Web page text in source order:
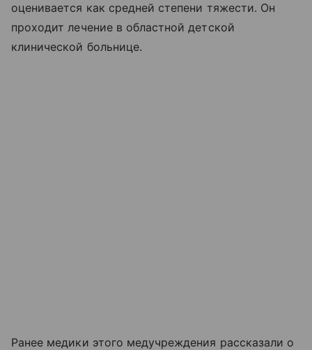
оценивается как средней степени тяжести. Он
проходит лечение в областной детской
клинической больнице.
Ранее медики этого медучреждения рассказали о